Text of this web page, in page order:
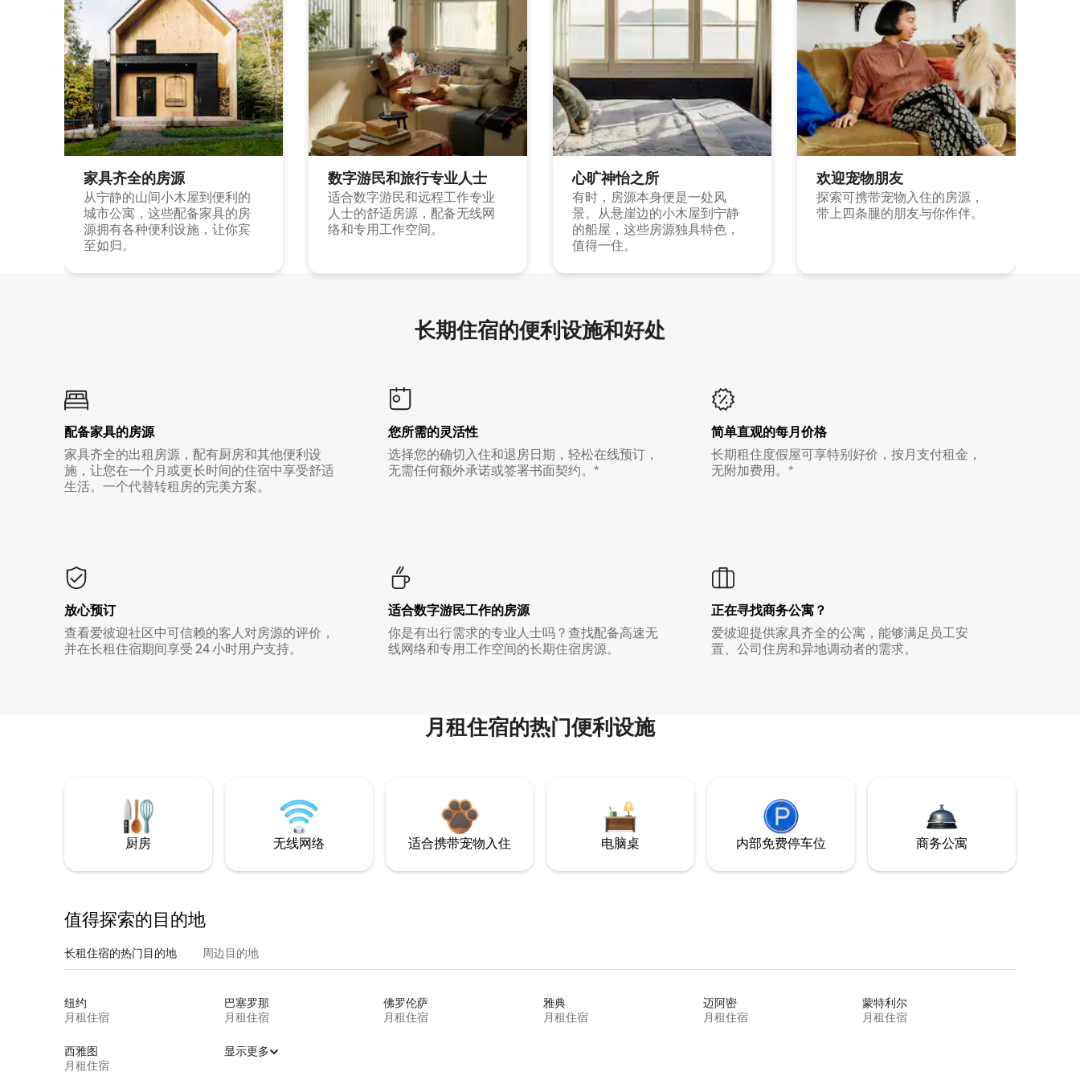
家具齐全的房源
从宁静的山间小木屋到便利的
城市公寓，这些配备家具的房
源拥有各种便利设施，让你宾
至如归。
数字游民和旅行专业人士
适合数字游民和远程工作专业
人士的舒适房源，配备无线网
络和专用工作空间。
心旷神怡之所
有时，房源本身便是一处风
景。从悬崖边的小木屋到宁静
的船屋，这些房源独具特色，
值得一住。
欢迎宠物朋友
探索可携带宠物入住的房源，
带上四条腿的朋友与你作伴。
长期住宿的便利设施和好处
配备家具的房源
家具齐全的出租房源，配有厨房和其他便利设
施，让您在一个月或更长时间的住宿中享受舒适
生活。一个代替转租房的完美方案。
您所需的灵活性
选择您的确切入住和退房日期，轻松在线预订，
无需任何额外承诺或签署书面契约。*
简单直观的每月价格
长期租住度假屋可享特别好价，按月支付租金，
无附加费用。*
放心预订
查看爱彼迎社区中可信赖的客人对房源的评价，
并在长租住宿期间享受 24 小时用户支持。
适合数字游民工作的房源
你是有出行需求的专业人士吗？查找配备高速无
线网络和专用工作空间的长期住宿房源。
正在寻找商务公寓？
爱彼迎提供家具齐全的公寓，能够满足员工安
置、公司住房和异地调动者的需求。
月租住宿的热门便利设施
厨房 无线网络 适合携带宠物入住 电脑桌 内部免费停车位 商务公寓
值得探索的目的地
长租住宿的热门目的地 周边目的地
纽约
月租住宿
巴塞罗那
月租住宿
佛罗伦萨
月租住宿
雅典
月租住宿
迈阿密
月租住宿
蒙特利尔
月租住宿
西雅图
月租住宿
显示更多